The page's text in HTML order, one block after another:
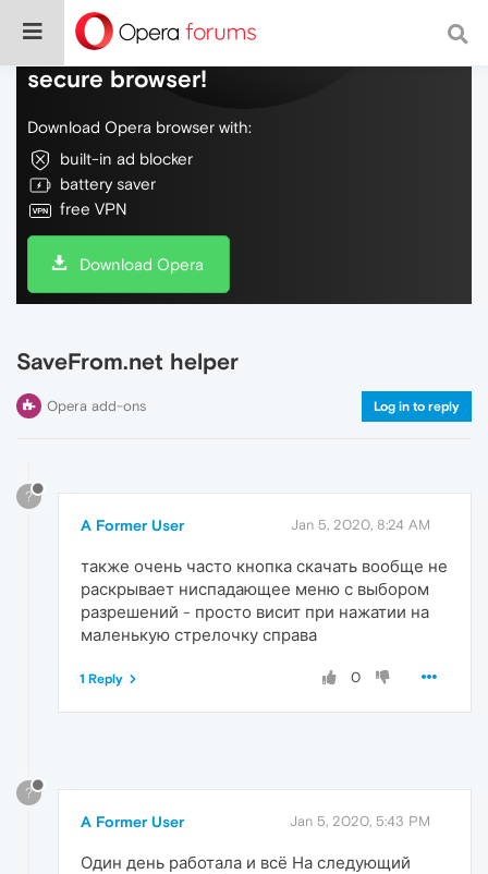
Do more on the web, with a fast and
secure browser!
Download Opera browser with:
built-in ad blocker
battery saver
free VPN
Download Opera
SaveFrom.net helper
Opera add-ons Log in to reply
?
A Former User Jan 5, 2020, 8:24 AM
также очень часто кнопка скачать вообще не
раскрывает ниспадающее меню с выбором
разрешений - просто висит при нажатии на
маленькую стрелочку справа
0
1 Reply
?
A Former User Jan 5, 2020, 5:43 PM
Один день работала и всё На следующий